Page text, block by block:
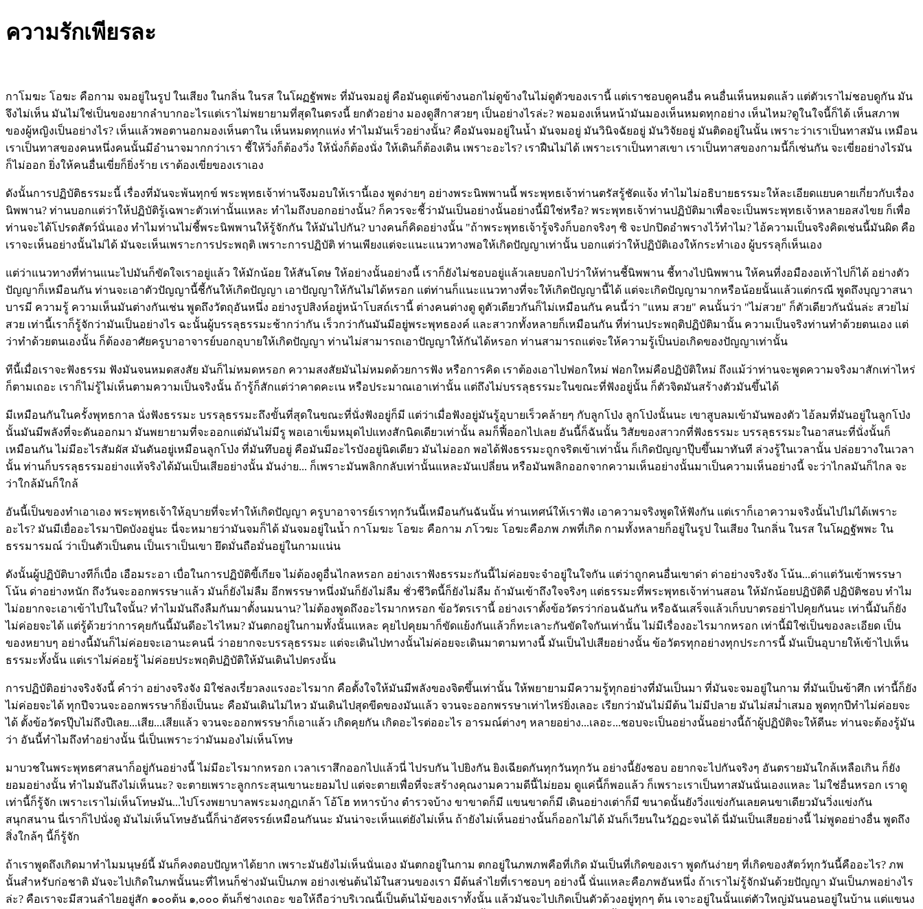
ความรักเพียรละ
กาโมฆะ โอฆะ คือกาม จมอยู่ในรูป ในเสียง ในกลิ่น ในรส ในโผฏฐัพพะ ที่มันจมอยู่ คือมันดูแต่ข้างนอกไม่ดูข้างในไม่ดูตัวของเรานี้ แต่เราชอบดูคนอื่น คนอื่นเห็นหมดแล้ว แต่ตัวเราไม่ชอบดูกัน มัน
จึงไม่เห็น มันไม่ใช่เป็นของยากลำบากอะไรแต่เราไม่พยายามที่สุดในตรงนี้ ยกตัวอย่าง มองดูสีกาสวยๆ เป็นอย่างไรล่ะ? พอมองเห็นหน้ามันมองเห็นหมดทุกอย่าง เห็นไหม?ดูในใจนี้ก็ได้ เห็นสภาพ
ของผู้หญิงเป็นอย่างไร? เห็นแล้วพอตานอกมองเห็นตาใน เห็นหมดทุกแห่ง ทำไมมันเร็วอย่างนั้น? คือมันจมอยู่ในน้ำ มันจมอยู่ มันวินิจฉัยอยู่ มันวิจัยอยู่ มันติดอยู่ในนั้น เพราะว่าเราเป็นทาสมัน เหมือน
เราเป็นทาสของคนหนึ่งคนนั้นมีอำนาจมากกว่าเรา ชี้ให้วิ่งก็ต้องวิ่ง ให้นั่งก็ต้องนั่ง ให้เดินก็ต้องเดิน เพราะอะไร? เราฝืนไม่ได้ เพราะเราเป็นทาสเขา เราเป็นทาสของกามนี้ก็เช่นกัน จะเขี่ยอย่างไรมัน
ก็ไม่ออก ยิ่งให้คนอื่นเขี่ยก็ยิ่งร้าย เราต้องเขี่ยของเราเอง
ดังนั้นการปฏิบัติธรรมะนี้ เรื่องที่มันจะพ้นทุกข์ พระพุทธเจ้าท่านจึงมอบให้เรานี้เอง พูดง่ายๆ อย่างพระนิพพานนี้ พระพุทธเจ้าท่านตรัสรู้ชัดแจ้ง ทำไมไม่อธิบายธรรมะให้ละเอียดแยบคายเกี่ยวกับเรื่อง
นิพพาน? ท่านบอกแต่ว่าให้ปฏิบัติรู้เฉพาะตัวเท่านั้นแหละ ทำไมถึงบอกอย่างนั้น? ก็ควรจะชี้ว่ามันเป็นอย่างนั้นอย่างนี้มิใช่หรือ? พระพุทธเจ้าท่านปฏิบัติมาเพื่อจะเป็นพระพุทธเจ้าหลายอสงไขย ก็เพื่อ
ท่านจะได้โปรดสัตว์นั่นเอง ทำไมท่านไม่ชี้พระนิพพานให้รู้จักกัน ให้มันไปกัน? บางคนก็คิดอย่างนั้น "ถ้าพระพุทธเจ้ารู้จริงก็บอกจริงๆ ซิ จะปกปิดอำพรางไว้ทำไม? ไอ้ความเป็นจริงคิดเช่นนี้มันผิด คือ
เราจะเห็นอย่างนั้นไม่ได้ มันจะเห็นเพราะการประพฤติ เพราะการปฏิบัติ ท่านเพียงแต่จะแนะแนวทางพอให้เกิดปัญญาเท่านั้น บอกแต่ว่าให้ปฏิบัติเองให้กระทำเอง ผู้บรรลุก็เห็นเอง
แต่ว่าแนวทางที่ท่านแนะไปมันก็ขัดใจเราอยู่แล้ว ให้มักน้อย ให้สันโดษ ให้อย่างนั้นอย่างนี้ เราก็ยังไม่ชอบอยู่แล้วเลยบอกไปว่าให้ท่านชี้นิพพาน ชี้ทางไปนิพพาน ให้คนที่งอมืองอเท้าไปก็ได้ อย่างตัว
ปัญญาก็เหมือนกัน ท่านจะเอาตัวปัญญานี้ชี้กันให้เกิดปัญญา เอาปัญญาให้กันไม่ได้หรอก แต่ท่านก็แนะแนวทางที่จะให้เกิดปัญญานี้ได้ แต่จะเกิดปัญญามากหรือน้อยนั้นแล้วแต่กรณี พูดถึงบุญวาสนา
บารมี ความรู้ ความเห็นมันต่างกันเช่น พูดถึงวัตถุอันหนึ่ง อย่างรูปสิงห์อยู่หน้าโบสถ์เรานี้ ต่างคนต่างดู ดูตัวเดียวกันก็ไม่เหมือนกัน คนนี้ว่า "แหม สวย" คนนั้นว่า "ไม่สวย" ก็ตัวเดียวกันนั่นล่ะ สวยไม่
สวย เท่านี้เราก็รู้จักว่ามันเป็นอย่างไร ฉะนั้นผู้บรรลุธรรมะช้ากว่ากัน เร็วกว่ากันมันมีอยู่พระพุทธองค์ และสาวกทั้งหลายก็เหมือนกัน ที่ท่านประพฤติปฏิบัติมานั้น ความเป็นจริงท่านทำด้วยตนเอง แต่
ว่าทำด้วยตนเองนั้น ก็ต้องอาศัยครูบาอาจารย์บอกอุบายให้เกิดปัญญา ท่านไม่สามารถเอาปัญญาให้กันได้หรอก ท่านสามารถแต่จะให้ความรู้เป็นบ่อเกิดของปัญญาเท่านั้น
ทีนี้เมื่อเราจะฟังธรรม ฟังมันจนหมดสงสัย มันก็ไม่หมดหรอก ความสงสัยมันไม่หมดด้วยการฟัง หรือการคิด เราต้องเอาไปฟอกใหม่ ฟอกใหม่คือปฏิบัติใหม่ ถึงแม้ว่าท่านจะพูดความจริงมาสักเท่าไหร่
ก็ตามเถอะ เราก็ไม่รู้ไม่เห็นตามความเป็นจริงนั้น ถ้ารู้ก็สักแต่ว่าคาดคะเน หรือประมาณเอาเท่านั้น แต่ถึงไม่บรรลุธรรมะในขณะที่ฟังอยู่นั้น ก็ตัวจิตมันสร้างตัวมันขึ้นได้
มีเหมือนกันในครั้งพุทธกาล นั่งฟังธรรมะ บรรลุธรรมะถึงขั้นที่สุดในขณะที่นั่งฟังอยู่ก็มี แต่ว่าเมื่อฟังอยู่มันรู้อุบายเร็วคล้ายๆ กับลูกโป่ง ลูกโป่งนั้นนะ เขาสูบลมเข้ามันพองตัว ไอ้ลมที่มันอยู่ในลูกโป่ง
นั้นมันมีพลังที่จะดันออกมา มันพยายามที่จะออกแต่มันไม่มีรู พอเอาเข็มหมุดไปแทงสักนิดเดียวเท่านั้น ลมก็ฟี้ออกไปเลย อันนี้ก็ฉันนั้น วิสัยของสาวกที่ฟังธรรมะ บรรลุธรรมะในอาสนะที่นั่งนั้นก็
เหมือนกัน ไม่มีอะไรสัมผัส มันดันอยู่เหมือนลูกโป่ง ที่มันทึบอยู่ คือมันมีอะไรบังอยู่นิดเดียว มันไม่ออก พอได้ฟังธรรมะถูกจริตเข้าเท่านั้น ก็เกิดปัญญาปุ๊บขึ้นมาทันที ล่วงรู้ในเวลานั้น ปล่อยวางในเวลา
นั้น ท่านก็บรรลุธรรมอย่างแท้จริงได้มันเป็นเสียอย่างนั้น มันง่าย... ก็เพราะมันพลิกกลับเท่านั้นแหละมันเปลี่ยน หรือมันพลิกออกจากความเห็นอย่างนั้นมาเป็นความเห็นอย่างนี้ จะว่าไกลมันก็ไกล จะ
ว่าใกล้มันก็ใกล้
อันนี้เป็นของทำเอาเอง พระพุทธเจ้าให้อุบายที่จะทำให้เกิดปัญญา ครูบาอาจารย์เราทุกวันนี้เหมือนกันฉันนั้น ท่านเทศน์ให้เราฟัง เอาความจริงพูดให้ฟังกัน แต่เราก็เอาความจริงนั้นไปไม่ได้เพราะ
อะไร? มันมีเยื่ออะไรมาปิดบังอยู่นะ นี่จะหมายว่ามันจมก็ได้ มันจมอยู่ในน้ำ กาโมฆะ โอฆะ คือกาม ภโวฆะ โอฆะคือภพ ภพที่เกิด กามทั้งหลายก็อยู่ในรูป ในเสียง ในกลิ่น ในรส ในโผฏฐัพพะ ใน
ธรรมารมณ์ ว่าเป็นตัวเป็นตน เป็นเราเป็นเขา ยึดมั่นถือมั่นอยู่ในกามแน่น
ดังนั้นผู้ปฏิบัติบางทีก็เบื่อ เอือมระอา เบื่อในการปฏิบัติขี้เกียจ ไม่ต้องดูอื่นไกลหรอก อย่างเราฟังธรรมะกันนี้ไม่ค่อยจะจำอยู่ในใจกัน แต่ว่าถูกคนอื่นเขาด่า ด่าอย่างจริงจัง โน้น...ด่าแต่วันเข้าพรรษา
โน้น ด่าอย่างหนัก ถึงวันจะออกพรรษาแล้ว มันก็ยังไม่ลืม อีกพรรษาหนึ่งมันก็ยังไม่ลืม ชั่วชีวิตนี้ก็ยังไม่ลืม ถ้ามันเข้าถึงใจจริงๆ แต่ธรรมะที่พระพุทธเจ้าท่านสอน ให้มักน้อยปฏิบัติดี ปฏิบัติชอบ ทำไม
ไม่อยากจะเอาเข้าไปในใจนั้น? ทำไมมันถึงลืมกันมาตั้งนมนาน? ไม่ต้องพูดถึงอะไรมากหรอก ข้อวัตรเรานี้ อย่างเราตั้งข้อวัตรว่าก่อนฉันกัน หรือฉันเสร็จแล้วเก็บบาตรอย่าไปคุยกันนะ เท่านี้มันก็ยัง
ไม่ค่อยจะได้ แต่รู้ด้วยว่าการคุยกันนี้มันดีอะไรไหม? มันตกอยู่ในกามทั้งนั้นแหละ คุยไปคุยมาก็ขัดแย้งกันแล้วก็ทะเลาะกันขัดใจกันเท่านั้น ไม่มีเรื่องอะไรมากหรอก เท่านี้มิใช่เป็นของละเอียด เป็น
ของหยาบๆ อย่างนี้มันก็ไม่ค่อยจะเอานะคนนี่ ว่าอยากจะบรรลุธรรมะ แต่จะเดินไปทางนั้นไม่ค่อยจะเดินมาตามทางนี้ มันเป็นไปเสียอย่างนั้น ข้อวัตรทุกอย่างทุกประการนี้ มันเป็นอุบายให้เข้าไปเห็น
ธรรมะทั้งนั้น แต่เราไม่ค่อยรู้ ไม่ค่อยประพฤติปฏิบัติให้มันเดินไปตรงนั้น
การปฏิบัติอย่างจริงจังนี้ คำว่า อย่างจริงจัง มิใช่ลงเรี่ยวลงแรงอะไรมาก คือตั้งใจให้มันมีพลังของจิตขึ้นเท่านั้น ให้พยายามมีความรู้ทุกอย่างที่มันเป็นมา ที่มันจะจมอยู่ในกาม ที่มันเป็นข้าศึก เท่านี้ก็ยัง
ไม่ค่อยจะได้ ทุกปีจวนจะออกพรรษาก็ยิ่งเป็นนะ คือมันเดินไม่ไหว มันเดินไปสุดขีดของมันแล้ว จวนจะออกพรรษาเท่าไหร่ยิ่งเลอะ เรียกว่ามันไม่มีต้น ไม่มีปลาย มันไม่สม่ำเสมอ พูดทุกปีทำไม่ค่อยจะ
ได้ ตั้งข้อวัตรปุ๊บไม่ถึงปีเลย...เสีย...เสียแล้ว จวนจะออกพรรษาก็เอาแล้ว เกิดคุยกัน เกิดอะไรต่ออะไร อารมณ์ต่างๆ หลายอย่าง...เลอะ...ชอบจะเป็นอย่างนั้นอย่างนี้ถ้าผู้ปฏิบัติจะให้ดีนะ ท่านจะต้องรู้มัน
ว่า อันนี้ทำไมถึงทำอย่างนั้น นี่เป็นเพราะว่ามันมองไม่เห็นโทษ
มาบวชในพระพุทธศาสนาก็อยู่กันอย่างนี้ ไม่มีอะไรมากหรอก เวลาเราสึกออกไปแล้วนี่ ไปรบกัน ไปยิงกัน ยิงเฉียดกันทุกวันทุกวัน อย่างนี้ยังชอบ อยากจะไปกันจริงๆ อันตรายมันใกล้เหลือเกิน ก็ยัง
ยอมอย่างนั้น ทำไมมันถึงไม่เห็นนะ? จะตายเพราะลูกกระสุนเขานะยอมไป แต่จะตายเพื่อที่จะสร้างคุณงามความดีนี้ไม่ยอม ดูแค่นี้ก็พอแล้ว ก็เพราะเราเป็นทาสมันนั่นเองแหละ ไม่ใช่อื่นหรอก เราดู
เท่านี้ก็รู้จัก เพราะเราไม่เห็นโทษมัน...ไปโรงพยาบาลพระมงกุฏเกล้า โอ้โฮ ทหารบ้าง ตำรวจบ้าง ขาขาดก็มี แขนขาดก็มี เดินอย่างเต่าก็มี ขนาดนั้นยังวิ่งแข่งกันเลยคนขาเดียวมันวิ่งแข่งกัน
สนุกสนาน นี่เราก็ไปนั่งดู มันไม่เห็นโทษอันนี้ก็น่าอัศจรรย์เหมือนกันนะ มันน่าจะเห็นแต่ยังไม่เห็น ถ้ายังไม่เห็นอย่างนั้นก็ออกไม่ได้ มันก็เวียนในวัฏฏะจนได้ นี่มันเป็นเสียอย่างนี้ ไม่พูดอย่างอื่น พูดถึง
สิ่งใกล้ๆ นี้ก็รู้จัก
ถ้าเราพูดถึงเกิดมาทำไมมนุษย์นี้ มันก็คงตอบปัญหาได้ยาก เพราะมันยังไม่เห็นนั่นเอง มันตกอยู่ในกาม ตกอยู่ในภพภพคือที่เกิด มันเป็นที่เกิดของเรา พูดกันง่ายๆ ที่เกิดของสัตว์ทุกวันนี้คืออะไร? ภพ
นั้นสำหรับก่อชาติ มันจะไปเกิดในภพนั้นนะที่ไหนก็ช่างมันเป็นภพ อย่างเช่นต้นไม้ในสวนของเรา มีต้นลำไยที่เราชอบๆ อย่างนี้ นั่นแหละคือภพอันหนึ่ง ถ้าเราไม่รู้จักมันด้วยปัญญา มันเป็นภพอย่างไร
ล่ะ? คือเราจะมีสวนลำไยอยู่สัก ๑๐๐ต้น ๑,๐๐๐ ต้นก็ช่างเถอะ ขอให้ถือว่าบริเวณนี้เป็นต้นไม้ของเราทั้งนั้น แล้วมันจะไปเกิดเป็นตัวด้วงอยู่ทุกๆ ต้น เจาะอยู่ในนั้นแต่ตัวใหญ่มันนอนอยู่ในบ้าน แต่แขนง